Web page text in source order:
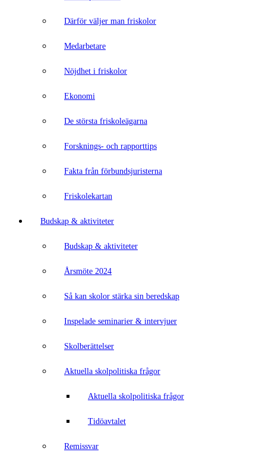
Därför väljer man friskolor
Medarbetare
Nöjdhet i friskolor
Ekonomi
De största friskoleägarna
Forsknings- och rapporttips
Fakta från förbundsjuristerna
Friskolekartan
Budskap & aktiviteter
Budskap & aktiviteter
Årsmöte 2024
Så kan skolor stärka sin beredskap
Inspelade seminarier & intervjuer
Skolberättelser
Aktuella skolpolitiska frågor
Aktuella skolpolitiska frågor
Tidöavtalet
Remissvar